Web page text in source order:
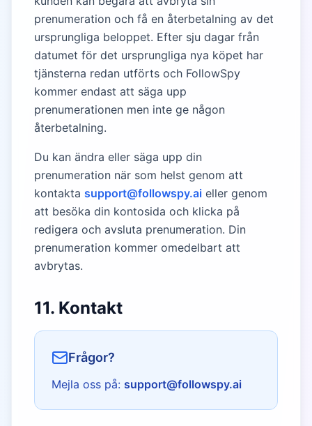
prenumeration och få en återbetalning av det
ursprungliga beloppet. Efter sju dagar från
datumet för det ursprungliga nya köpet har
tjänsterna redan utförts och FollowSpy
kommer endast att säga upp
prenumerationen men inte ge någon
återbetalning.
Du kan ändra eller säga upp din
prenumeration när som helst genom att
kontakta support@followspy.ai eller genom
att besöka din kontosida och klicka på
redigera och avsluta prenumeration. Din
prenumeration kommer omedelbart att
avbrytas.
11. Kontakt
Frågor?
Mejla oss på: support@followspy.ai